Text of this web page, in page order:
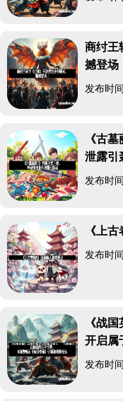
商纣王
撼登场
发布时
《古
泄露引
发布时
《上
发布时
《战
开启属
发布时